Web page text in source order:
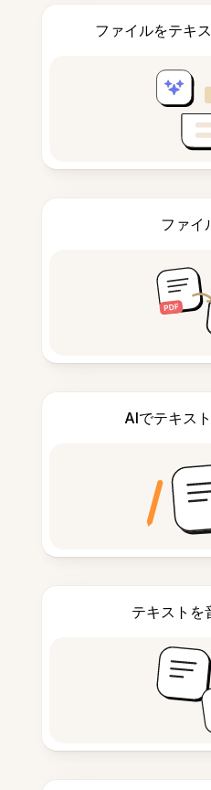
ファイルをテキ
ファイ
AIでテキス
テキストを